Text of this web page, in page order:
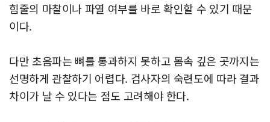
힘줄의 마찰이나 파열 여부를 바로 확인할 수 있기 때문
이다.
다만 초음파는 뼈를 통과하지 못하고 몸속 깊은 곳까지는
선명하게 관찰하기 어렵다. 검사자의 숙련도에 따라 결과
차이가 날 수 있다는 점도 고려해야 한다.